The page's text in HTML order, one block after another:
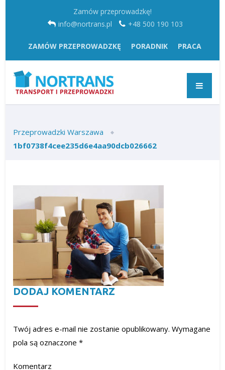
Zamów przeprowadzkę!
info@nortrans.pl
+48 500 190 103
ZAMÓW PRZEPROWADZKĘ PORADNIK PRACA
Przeprowadzki Warszawa
1bf0738f4cee235d6e4aa90dcb026662
DODAJ KOMENTARZ
Twój adres e-mail nie zostanie opublikowany. Wymagane
pola są oznaczone*
Komentarz